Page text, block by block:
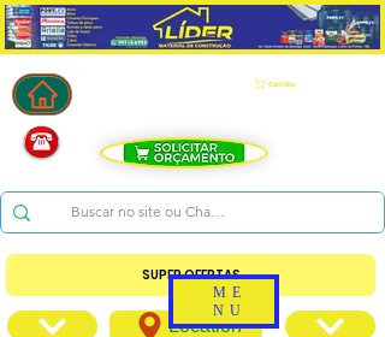
Carrinho
SUPER OFERTAS
Location
ME
NU